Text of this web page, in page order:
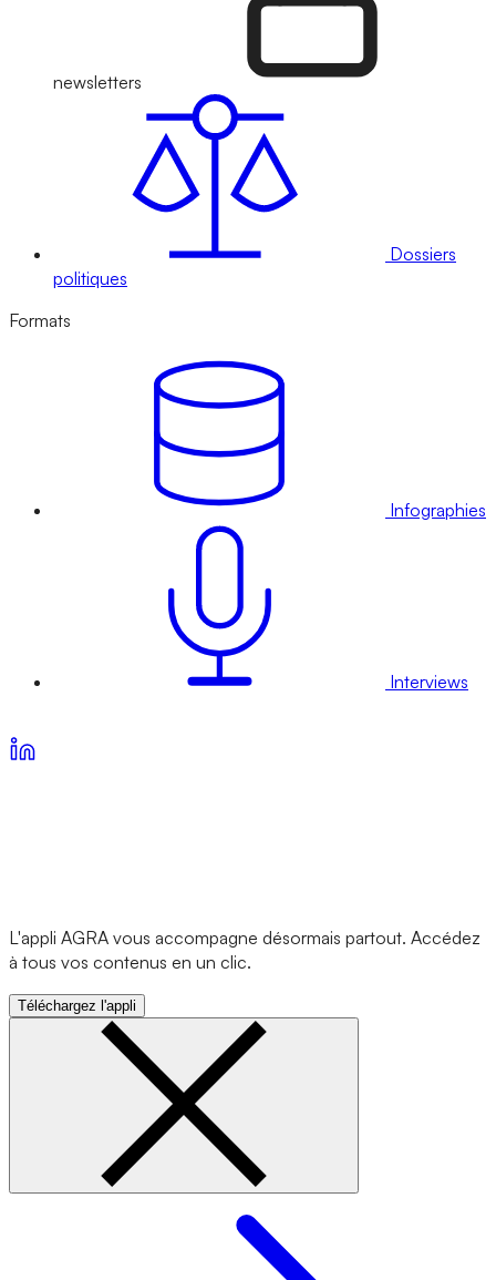
newsletters
Dossiers
politiques
Formats
Infographies
Interviews
L'appli AGRA vous accompagne désormais partout. Accédez
à tous vos contenus en un clic.
Téléchargez l'appli